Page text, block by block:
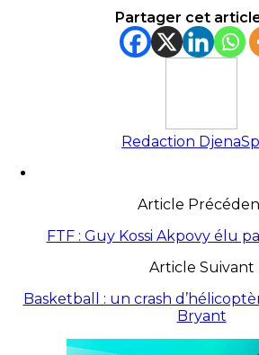
Partager cet
Redaction
Article
FTF : Guy Kossi Akpovy élu
Article Suivant
Basketball : un crash
Bryant